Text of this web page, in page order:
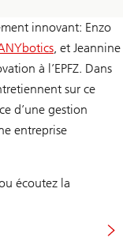
innovant: Enzo
, et Jeannine
à l’EPFZ. Dans
sur ce
d’une gestion
entreprise
écoutez la